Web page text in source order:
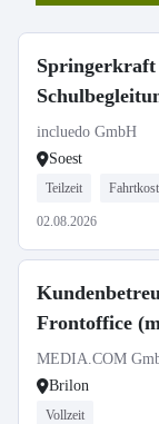
Springerkraft
incluedo GmbH
Soest
Teilzeit
02.08.2026
Frontoffice
MEDIA.COM
Brilon
Vollzeit